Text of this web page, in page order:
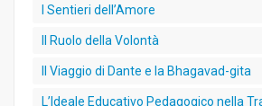
I Sentieri dell’Amore
Il Ruolo della Volontà
Il Viaggio di Dante e la Bhagavad-gita
L’Ideale Educativo Pedagogico nella